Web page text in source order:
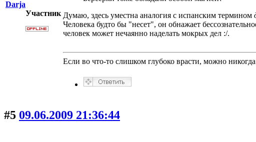
Darja
Участник Думаю, здесь уместна аналогия с испанским термином
Человека будто бы "несет", он обнажает
человек может нечаянно наделать мокрых дел :/.
Если во что-то слишком глубоко врасти, можно
#5 09.06.2009 21:36:44